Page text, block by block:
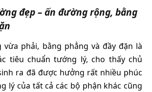
đẹp – ấn đường rộng, bằng
phải, bằng phẳng và đầy đặn là
tiêu chuẩn tướng lý, cho thấy chủ
ra đã được hưởng rất nhiều phúc
lý của tất cả các bộ phận khác cũng